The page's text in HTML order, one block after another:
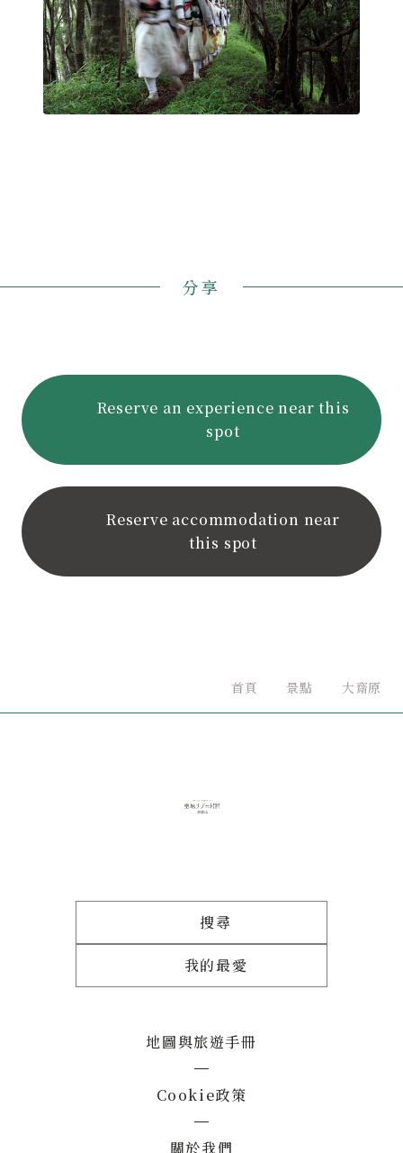
首頁 景點 大齋原
熊野古道徒步遊
分享
Reserve an experience near this
spot
Reserve accommodation near
this spot
搜尋
我的最愛
地圖與旅遊手冊
Cookie政策
關於我們